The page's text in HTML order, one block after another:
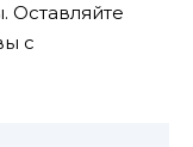
Оставляйте
с